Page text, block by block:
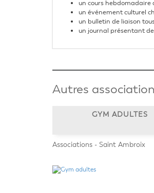
un cours hebdomadaire
un événement culturel
un bulletin de liaison
un journal présentant
Autres
GYM ADULTES
Associations - Saint Ambroix